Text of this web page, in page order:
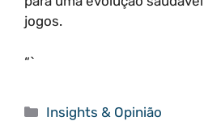
jogos.
“`
Categorias
Insights & Opinião